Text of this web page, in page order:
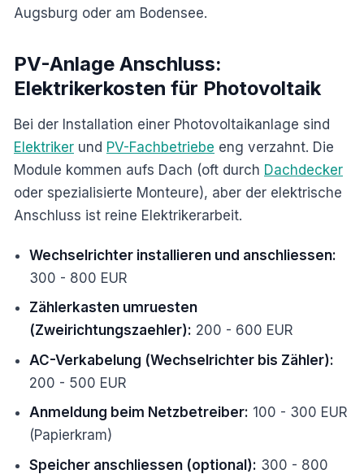
Augsburg oder am Bodensee.
PV-Anlage Anschluss:
Elektrikerkosten für Photovoltaik
Bei der Installation einer Photovoltaikanlage sind
Elektriker und PV-Fachbetriebe eng verzahnt. Die
Module kommen aufs Dach (oft durch Dachdecker
oder spezialisierte Monteure), aber der elektrische
Anschluss ist reine Elektrikerarbeit.
Wechselrichter installieren und anschliessen:
300 - 800 EUR
Zählerkasten umruesten
(Zweirichtungszaehler): 200 - 600 EUR
AC-Verkabelung (Wechselrichter bis Zähler):
200 - 500 EUR
Anmeldung beim Netzbetreiber: 100 - 300 EUR
(Papierkram)
Speicher anschliessen (optional): 300 - 800